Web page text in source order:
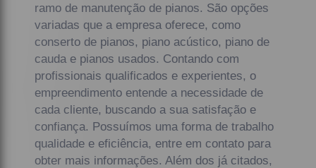
ramo de manutenção de pianos. São opções
variadas que a empresa oferece, como
conserto de pianos, piano acústico, piano de
cauda e pianos usados. Contando com
profissionais qualificados e experientes, o
empreendimento entende a necessidade de
cada cliente, buscando a sua satisfação e
confiança. Possuímos uma forma de trabalho
qualidade e eficiência, entre em contato para
obter mais informações. Além dos já citados,